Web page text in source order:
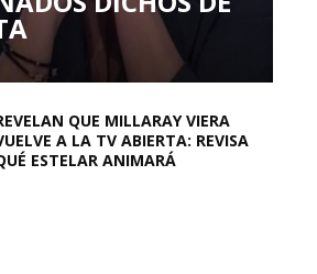
QUE MILLARAY VIERA
A LA TV ABIERTA: REVISA
ESTELAR ANIMARÁ